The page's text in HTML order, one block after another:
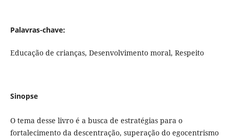
Palavras-chave:
Educação de crianças, Desenvolvimento moral, Respeito
Sinopse
O tema desse livro é a busca de estratégias para o
fortalecimento da descentração, superação do egocentrismo